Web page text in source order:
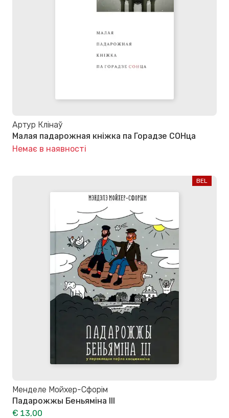
Артур Клінаў
Малая падарожная кніжка па Горадзе СОНца
Немає в наявності
BEL
Менделе Мойхер-Сфорім
Падарожжы Беньяміна ІІІ
€ 13,00